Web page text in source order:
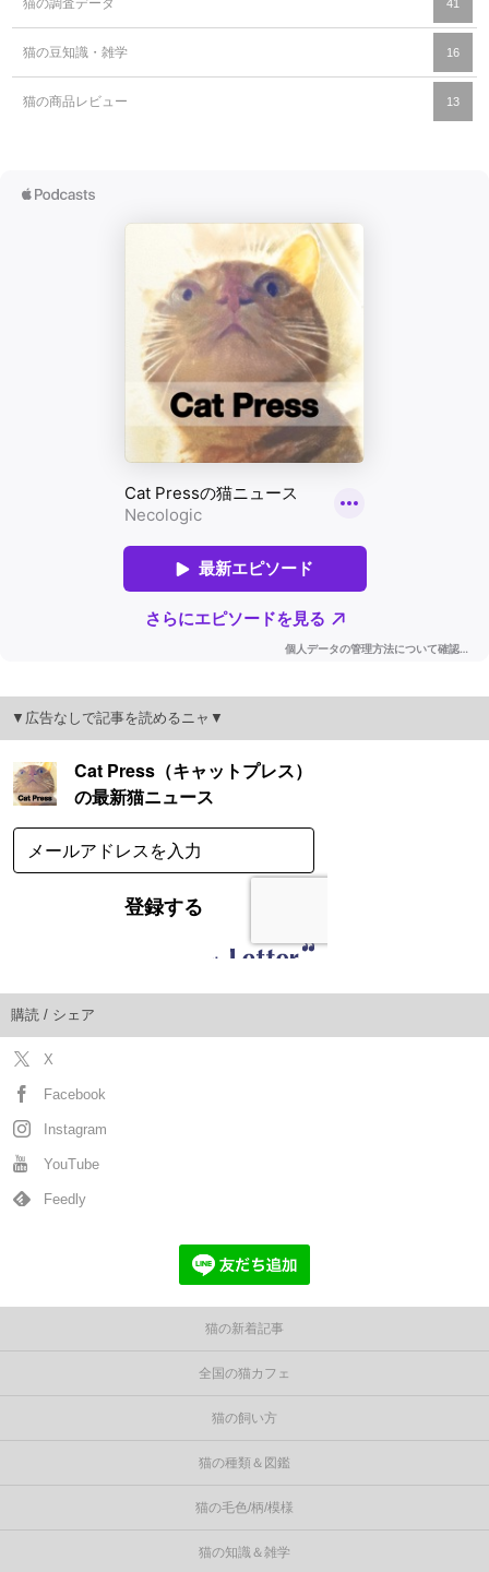
41
猫の豆知識・雑学 16
猫の商品レビュー 13
▼広告なしで記事を読めるニャ▼
購読 / シェア
X
Facebook
Instagram
YouTube
Feedly
猫の新着記事
全国の猫カフェ
猫の飼い方
猫の種類＆図鑑
猫の毛色/柄/模様
猫の知識＆雑学